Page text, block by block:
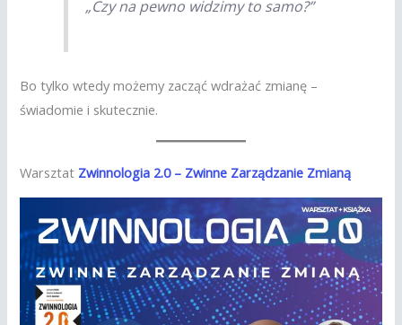
„Czy na pewno widzimy to samo?”
Bo tylko wtedy możemy zacząć wdrażać zmianę –
świadomie i skutecznie.
Warsztat Zwinnologia 2.0 – Zwinne Zarządzanie Zmianą